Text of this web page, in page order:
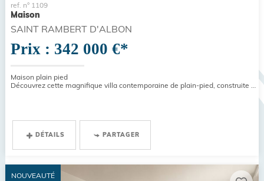
ref. n° 1109
Maison
SAINT RAMBERT D'ALBON
Prix : 342 000 €*
Maison plain pied
Découvrez cette magnifique villa contemporaine de plain-pied, construite en 2024/2025, développant environ 120 m²...
DÉTAILS PARTAGER
NOUVEAUTÉ